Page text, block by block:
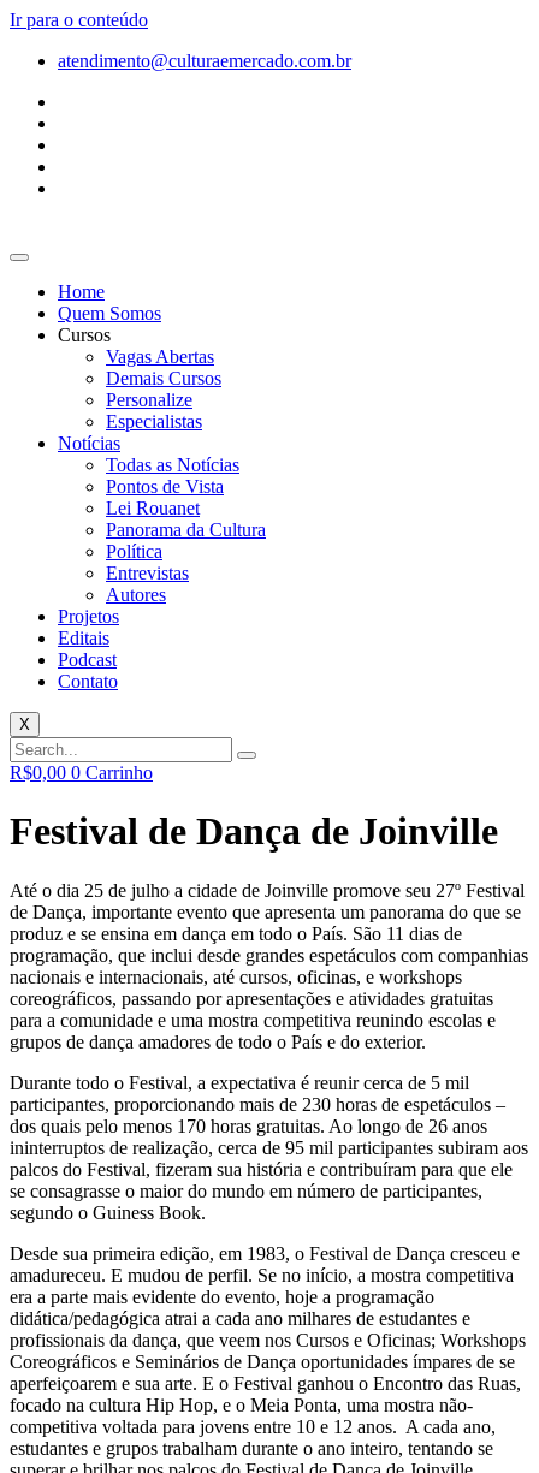
Ir para o conteúdo
atendimento@culturaemercado.com.br
Home
Quem Somos
Cursos
Vagas Abertas
Demais Cursos
Personalize
Especialistas
Notícias
Todas as Notícias
Pontos de Vista
Lei Rouanet
Panorama da Cultura
Política
Entrevistas
Autores
Projetos
Editais
Podcast
Contato
X
R$0,00 0 Carrinho
Festival de Dança de Joinville
Até o dia 25 de julho a cidade de Joinville promove seu 27º Festival
de Dança, importante evento que apresenta um panorama do que se
produz e se ensina em dança em todo o País. São 11 dias de
programação, que inclui desde grandes espetáculos com companhias
nacionais e internacionais, até cursos, oficinas, e workshops
coreográficos, passando por apresentações e atividades gratuitas
para a comunidade e uma mostra competitiva reunindo escolas e
grupos de dança amadores de todo o País e do exterior.
Durante todo o Festival, a expectativa é reunir cerca de 5 mil
participantes, proporcionando mais de 230 horas de espetáculos –
dos quais pelo menos 170 horas gratuitas. Ao longo de 26 anos
ininterruptos de realização, cerca de 95 mil participantes subiram aos
palcos do Festival, fizeram sua história e contribuíram para que ele
se consagrasse o maior do mundo em número de participantes,
segundo o Guiness Book.
Desde sua primeira edição, em 1983, o Festival de Dança cresceu e
amadureceu. E mudou de perfil. Se no início, a mostra competitiva
era a parte mais evidente do evento, hoje a programação
didática/pedagógica atrai a cada ano milhares de estudantes e
profissionais da dança, que veem nos Cursos e Oficinas; Workshops
Coreográficos e Seminários de Dança oportunidades ímpares de se
aperfeiçoarem e sua arte. E o Festival ganhou o Encontro das Ruas,
focado na cultura Hip Hop, e o Meia Ponta, uma mostra não-
competitiva voltada para jovens entre 10 e 12 anos. A cada ano,
estudantes e grupos trabalham durante o ano inteiro, tentando se